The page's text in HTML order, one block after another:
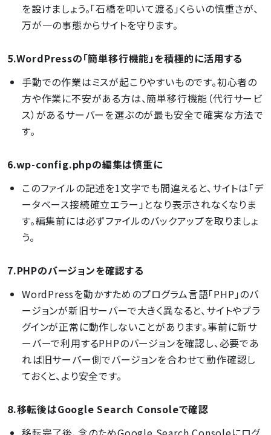
を設けましょう。「石橋を叩いて渡る」くらいの慎重さが、
万が一の事態からサイトを守ります。
5.WordPressの「簡単移行機能」を積極的に活用する
手動での作業はミスが起こりやすいものです。初心者の
方や作業に不安がある方は、簡単移行機能（代行サービ
ス）があるサーバーを選ぶのが最も安全で確実な方法で
す。
6.wp-config.phpの編集は慎重に
このファイルの記述を1文字でも間違えると、サイトは「デ
ータベース接続確立エラー」となり表示されなくなりま
す。編集前には必ずファイルのバックアップを取りましょ
う。
7.PHPのバージョンを確認する
WordPressを動かすためのプログラム言語「PHP」のバ
ージョンが新旧サーバーで大きく異なると、サイトやプラ
グインが正常に動作しないことがあります。事前に新サ
ーバーで利用するPHPのバージョンを確認し、必要であ
れば旧サーバー側でバージョンを合わせて動作確認し
ておくと、より安全です。
8.移転後はGoogle Search Consoleで確認